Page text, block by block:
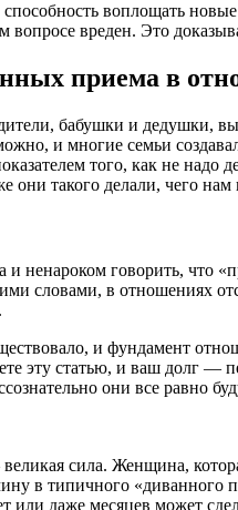
воплощать
вреден. Это
приема в
бабушки и дедушки,
и многие семьи
того, как не
такого делали, чего нам
и ненароком говорить,
словами, в
и фундамент
эту статью, и ваш долг
они все равно
сила. Женщина,
в типичного
или даже месяцев может